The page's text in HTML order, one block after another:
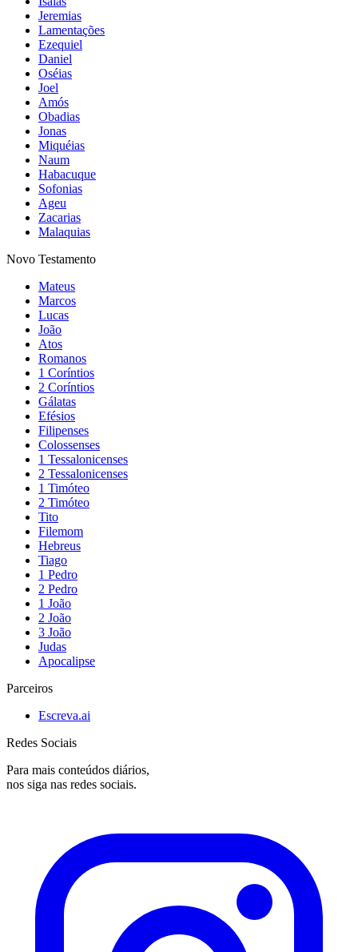
Jeremias
Lamentações
Ezequiel
Daniel
Oséias
Joel
Amós
Obadias
Jonas
Miquéias
Naum
Habacuque
Sofonias
Ageu
Zacarias
Malaquias
Novo Testamento
Mateus
Marcos
Lucas
João
Atos
Romanos
1 Coríntios
2 Coríntios
Gálatas
Efésios
Filipenses
Colossenses
1 Tessalonicenses
2 Tessalonicenses
1 Timóteo
2 Timóteo
Tito
Filemom
Hebreus
Tiago
1 Pedro
2 Pedro
1 João
2 João
3 João
Judas
Apocalipse
Parceiros
Escreva.ai
Redes Sociais
Para mais conteúdos diários,
nos siga nas redes sociais.